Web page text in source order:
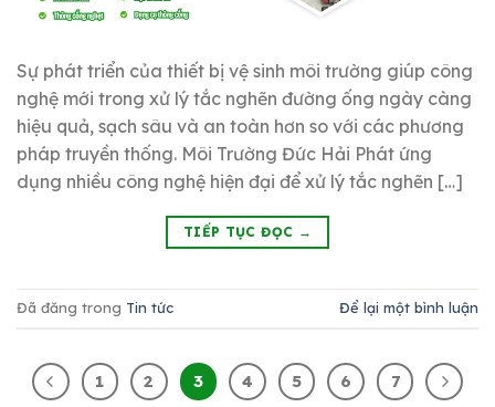
Sự phát triển của thiết bị vệ sinh môi trường giúp công
nghệ mới trong xử lý tắc nghẽn đường ống ngày càng
hiệu quả, sạch sâu và an toàn hơn so với các phương
pháp truyền thống. Môi Trường Đức Hải Phát ứng
dụng nhiều công nghệ hiện đại để xử lý tắc nghẽn […]
TIẾP TỤC ĐỌC →
Đã đăng trong Tin tức Để lại một bình luận
1 2 3 4 5 6 7